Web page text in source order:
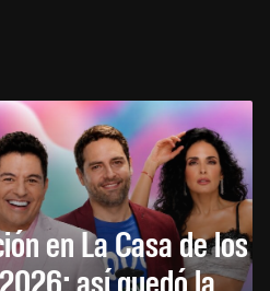
en La Casa de los
así quedó la